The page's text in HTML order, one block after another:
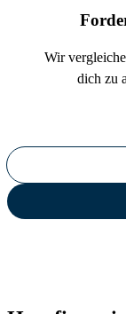
Wir
dich zu